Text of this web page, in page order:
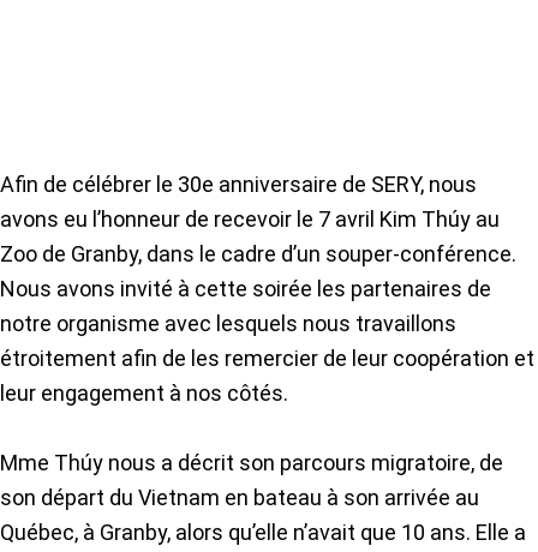
Afin de célébrer le 30e anniversaire de SERY, nous
avons eu l’honneur de recevoir le 7 avril Kim Thúy au
Zoo de Granby, dans le cadre d’un souper-conférence.
Nous avons invité à cette soirée les partenaires de
notre organisme avec lesquels nous travaillons
étroitement afin de les remercier de leur coopération et
leur engagement à nos côtés.
Mme Thúy nous a décrit son parcours migratoire, de
son départ du Vietnam en bateau à son arrivée au
Québec, à Granby, alors qu’elle n’avait que 10 ans. Elle a